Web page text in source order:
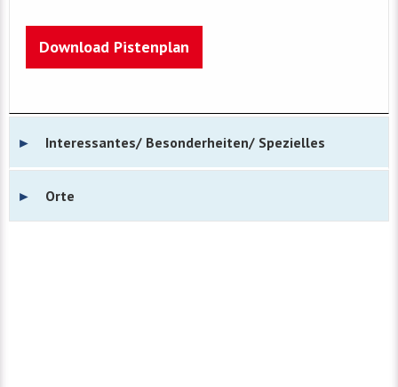
Download Pistenplan
Interessantes/ Besonderheiten/ Spezielles
Orte